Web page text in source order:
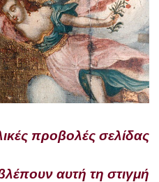
προβολές σελίδας
αυτή τη στιγμή